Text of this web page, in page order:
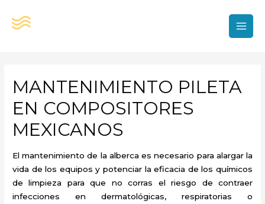
MANTENIMIENTO PILETA
EN COMPOSITORES
MEXICANOS
El mantenimiento de la alberca es necesario para alargar la
vida de los equipos y potenciar la eficacia de los químicos
de limpieza para que no corras el riesgo de contraer
infecciones en dermatológicas, respiratorias o